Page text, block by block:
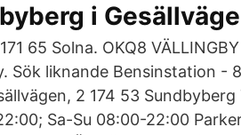
i
65 Solna. OKQ8
Sök liknande Bensinstation -
2 174 53
Sa-Su 08:00-22:00